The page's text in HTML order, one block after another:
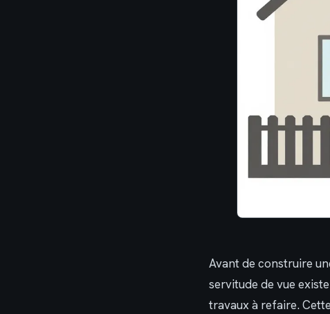
Avant de construire
servitude de vue
travaux à refaire.